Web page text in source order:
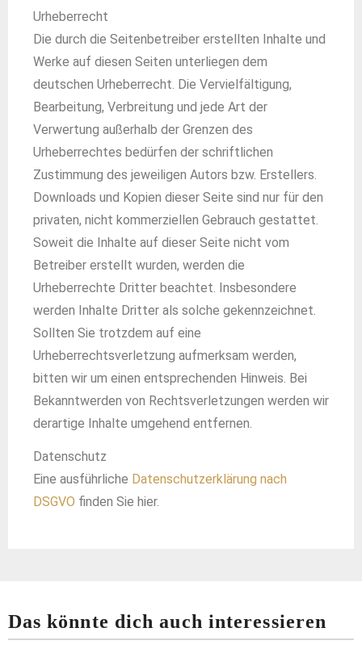
Urheberrecht
Die durch die Seitenbetreiber erstellten Inhalte und
Werke auf diesen Seiten unterliegen dem
deutschen Urheberrecht. Die Vervielfältigung,
Bearbeitung, Verbreitung und jede Art der
Verwertung außerhalb der Grenzen des
Urheberrechtes bedürfen der schriftlichen
Zustimmung des jeweiligen Autors bzw. Erstellers.
Downloads und Kopien dieser Seite sind nur für den
privaten, nicht kommerziellen Gebrauch gestattet.
Soweit die Inhalte auf dieser Seite nicht vom
Betreiber erstellt wurden, werden die
Urheberrechte Dritter beachtet. Insbesondere
werden Inhalte Dritter als solche gekennzeichnet.
Sollten Sie trotzdem auf eine
Urheberrechtsverletzung aufmerksam werden,
bitten wir um einen entsprechenden Hinweis. Bei
Bekanntwerden von Rechtsverletzungen werden wir
derartige Inhalte umgehend entfernen.
Datenschutz
Eine ausführliche Datenschutzerklärung nach
DSGVO finden Sie hier.
Das könnte dich auch interessieren